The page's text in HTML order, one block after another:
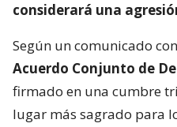
considerará una
Según un comunicado
Acuerdo Conjunto de
firmado en una cumbre
lugar más sagrado para